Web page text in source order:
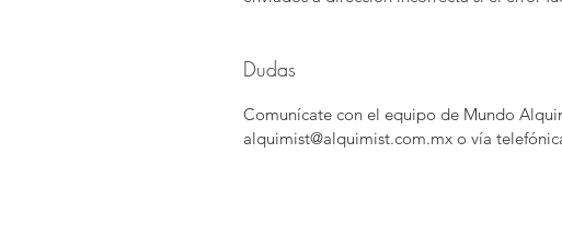
Dudas
Comunícate con el equipo de Mundo
alquimist@alquimist.com.mx o vía